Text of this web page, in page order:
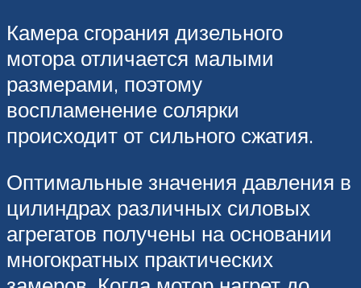
Камера сгорания дизельного
мотора отличается малыми
размерами, поэтому
воспламенение солярки
происходит от сильного сжатия.
Оптимальные значения давления в
цилиндрах различных силовых
агрегатов получены на основании
многократных практических